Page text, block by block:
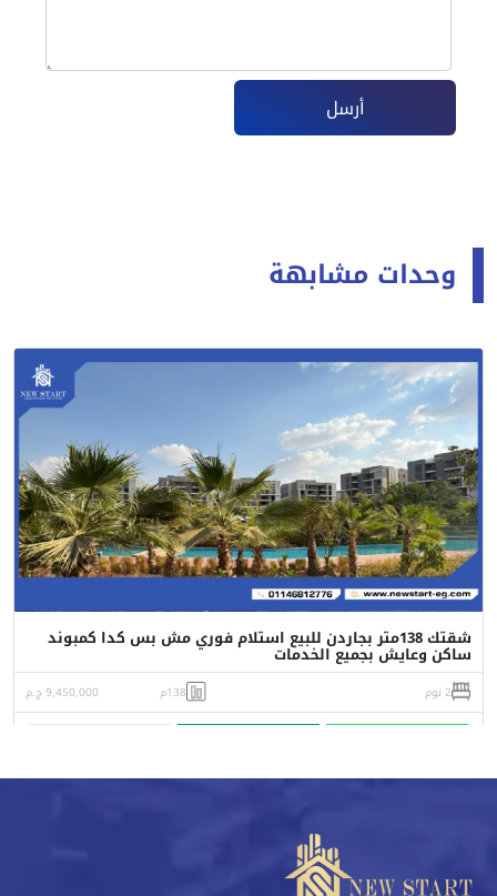
أرسل
وحدات مشابهة
شقتك 138متر بجاردن للبيع استلام فوري مش بس كدا كمبوند
ساكن وعايش بجميع الخدمات
2 نوم 138م 9,450,000 ج.م